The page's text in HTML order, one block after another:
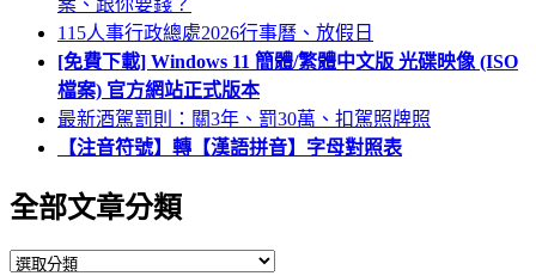
115人事行政總處2026行事曆、放假日
[免費下載] Windows 11 簡體/繁體中文版 光碟映像 (ISO
檔案) 官方網站正式版本
最新酒駕罰則：關3年、罰30萬、扣駕照牌照
【注音符號】轉【漢語拼音】字母對照表
全部文章分類
全